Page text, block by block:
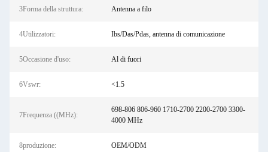
3Forma della struttura: Antenna a filo
4Utilizzatori: Ibs/Das/Pdas, antenna di comunicazione
5Occasione d'uso: Al di fuori
6Vswr: <1.5
7Frequenza ((MHz):
698-806 806-960 1710-2700 2200-2700 3300-
4000 MHz
8produzione: OEM/ODM